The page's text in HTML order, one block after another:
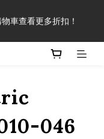
惠！
車查看更多折扣！
（不含運費），即可
046